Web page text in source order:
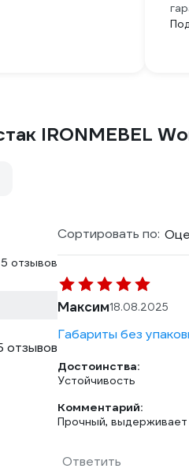
IRONMEBEL
5 отзывов
отзывов
Сортировать по:
Максим18.08.2025
Габариты без
Достоинства:
Устойчивость
Комментарий:
Прочный,
Ответить